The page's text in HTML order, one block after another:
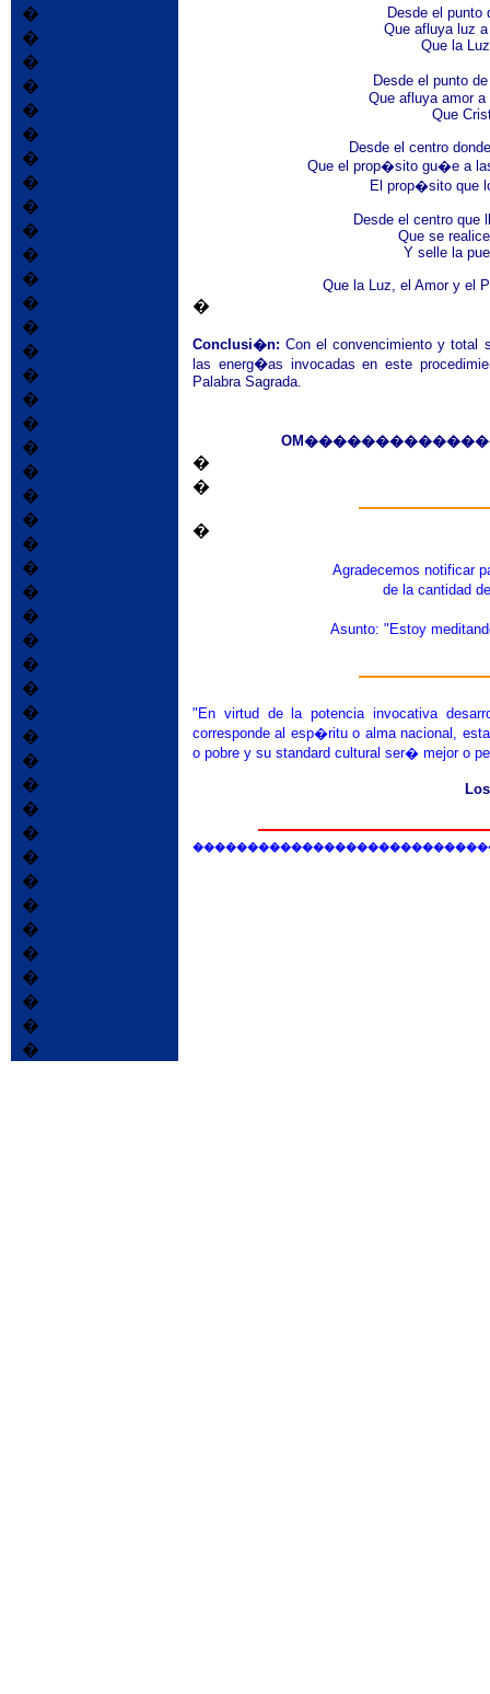
Desde el punto
Que afluya luz
Que la
Desde el punto
Que afluya amor
Que
Desde el centro
Que el prop�sito gu�e a
El prop�sito que
Desde el centro que
Que se
Y selle la
Que la Luz, el Amor y el
�
Conclusi�n: Con el convencimiento y total
las energ�as invocadas en este
Palabra Sagrada.
�
�
�
Agradecemos notificar
de la cantidad
Asunto: "Estoy
"En virtud de la potencia invocativa
corresponde al esp�ritu o alma nacional,
o pobre y su standard cultural ser� mejor o
�
�
�
�
�
�
�
�
�
�
�
�
�
�
�
�
�
�
�
�
�
�
�
�
�
�
�
�
�
�
�
�
�
�
�
�
�
�
�
�
�
�
�
�